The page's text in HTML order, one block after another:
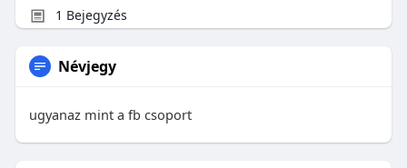
1 Bejegyzés
Névjegy
ugyanaz mint a fb csoport